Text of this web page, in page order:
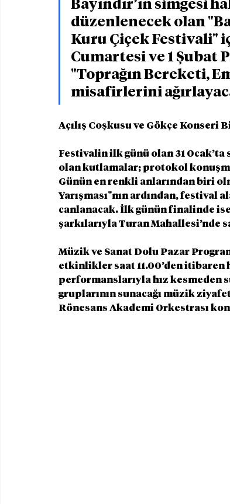
Bayındır’ın simgesi
düzenlenecek olan
Kuru Çiçek Festivali"
Cumartesi ve 1 Şubat
"Toprağın Bereketi,
misafirlerini
Açılış Coşkusu ve Gökçe Konseri
Festivalin ilk günü olan 31 Ocak’ta
olan kutlamalar; protokol
Günün en renkli anlarından biri
Yarışması"nın ardından, festival
canlanacak. İlk günün finalinde
şarkılarıyla Turan Mahallesi’nde
Müzik ve Sanat Dolu Pazar
etkinlikler saat 11.00’den itibaren
performanslarıyla hız kesmeden
gruplarının sunacağı müzik
Rönesans Akademi Orkestrası